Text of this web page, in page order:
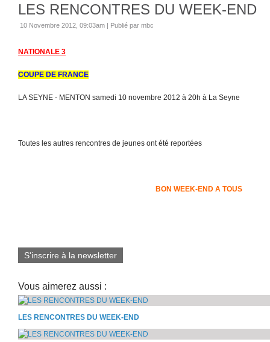
LES RENCONTRES DU WEEK-END
10 Novembre 2012, 09:03am | Publié par mbc
NATIONALE 3
COUPE DE FRANCE
LA SEYNE - MENTON samedi 10 novembre 2012 à 20h à La Seyne
Toutes les autres rencontres de jeunes ont été reportées
BON WEEK-END A TOUS
S'inscrire à la newsletter
Vous aimerez aussi :
LES RENCONTRES DU WEEK-END